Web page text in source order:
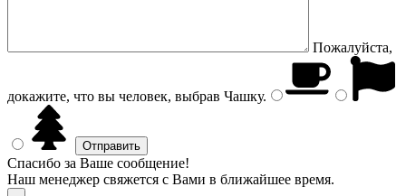
Пожалуйста,
докажите, что вы человек, выбрав Чашку.
Спасибо за Ваше сообщение!
Наш менеджер свяжется с Вами в ближайшее время.